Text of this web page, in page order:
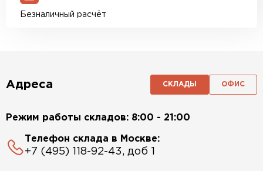
Безналичный расчёт
Адреса СКЛАДЫ ОФИС
Режим работы складов: 8:00 - 21:00
Телефон склада в Москве:
+7 (495) 118-92-43, доб 1